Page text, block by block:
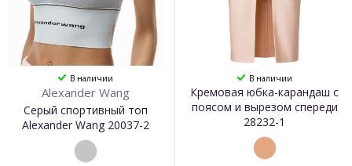
В наличии
Alexander Wang
Серый спортивный топ
Alexander Wang 20037-2
В наличии
Кремовая юбка-карандаш с
поясом и вырезом спереди
28232-1